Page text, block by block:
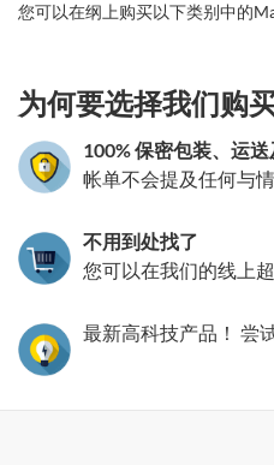
您可以在纲上购买以下类别中的
为何要选择我们购
100% 保密包装、运
帐单不会提及任何与
不用到处找了
您可以在我们的线上
最新高科技产品！ 尝